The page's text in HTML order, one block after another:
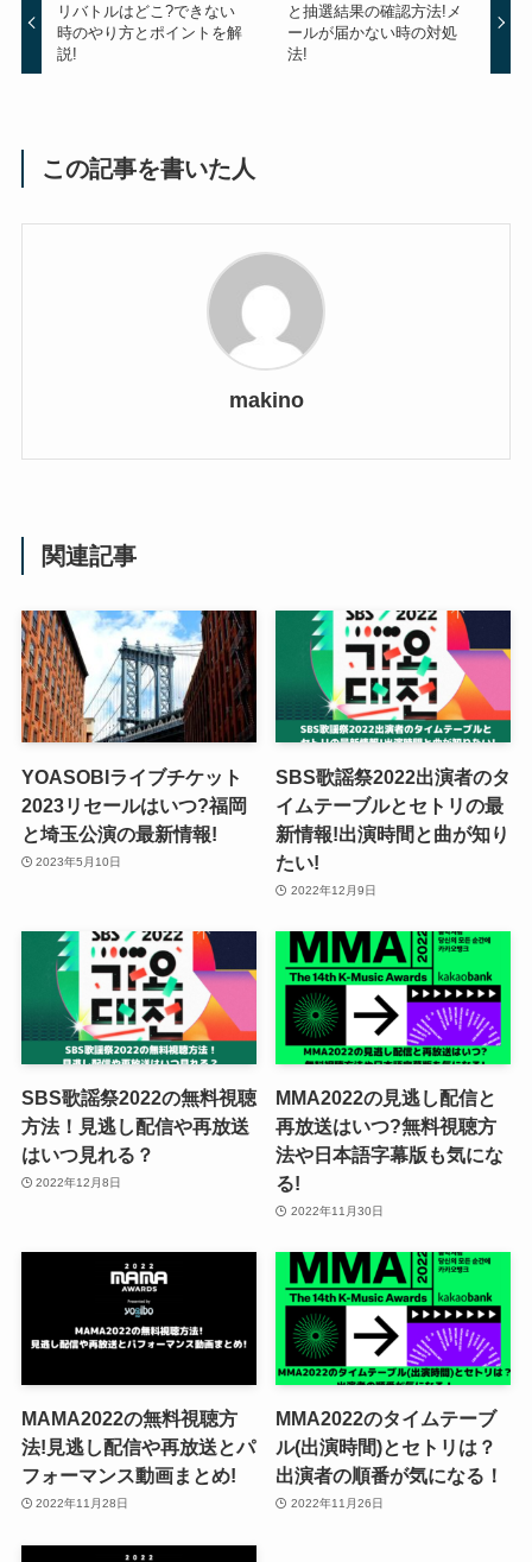
リバトルはどこ?できない
時のやり方とポイントを解
説!
と抽選結果の確認方法!メ
ールが届かない時の対処
法!
この記事を書いた人
makino
関連記事
YOASOBIライブチケット
2023リセールはいつ?福岡
と埼玉公演の最新情報!
2023年5月10日
SBS歌謡祭2022出演者のタ
イムテーブルとセトリの最
新情報!出演時間と曲が知り
たい!
2022年12月9日
SBS歌謡祭2022の無料視聴
方法！見逃し配信や再放送
はいつ見れる？
2022年12月8日
MMA2022の見逃し配信と
再放送はいつ?無料視聴方
法や日本語字幕版も気にな
る!
2022年11月30日
MAMA2022の無料視聴方
法!見逃し配信や再放送とパ
フォーマンス動画まとめ!
2022年11月28日
MMA2022のタイムテーブ
ル(出演時間)とセトリは？
出演者の順番が気になる！
2022年11月26日